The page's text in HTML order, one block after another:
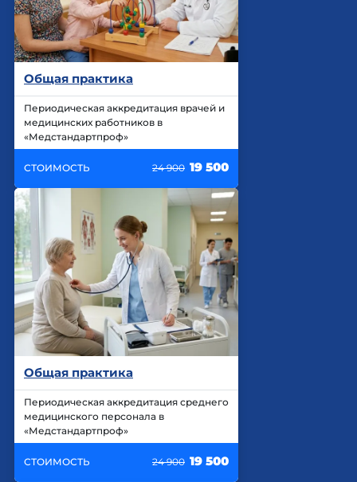
Общая практика
Периодическая аккредитация врачей и
медицинских работников в
«Медстандартпроф»
СТОИМОСТЬ 24 900 19 500
Общая практика
Периодическая аккредитация среднего
медицинского персонала в
«Медстандартпроф»
СТОИМОСТЬ 24 900 19 500